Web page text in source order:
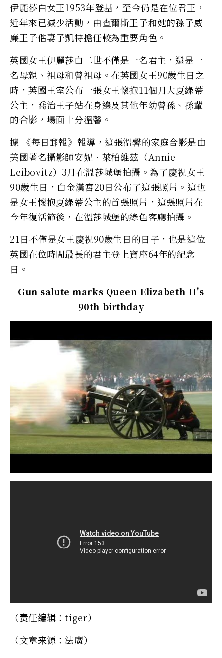
伊麗莎白女王1953年登基，至今仍是在位君王，
近年來已減少活動，由查爾斯王子和她的孫子威
廉王子偕妻子凱特擔任較為重要角色。
英國女王伊麗莎白二世不僅是一名君主，還是一
名母親、祖母和曾祖母。在英國女王90歲生日之
時，英國王室公布一張女王懷抱11個月大夏綠蒂
公主，喬治王子站在身邊及其他年幼曾孫、孫輩
的合影，場面十分溫馨。
據 《每日郵報》報導，這張溫馨的家庭合影是由
美國著名攝影師安妮‧萊柏維茲（Annie
Leibovitz）3月在溫莎城堡拍攝。為了慶祝女王
90歲生日，白金漢宮20日公布了這張照片。這也
是女王懷抱夏綠蒂公主的首張照片，這張照片在
今年復活節後，在溫莎城堡的綠色客廳拍攝。
21日不僅是女王慶祝90歲生日的日子，也是這位
英國在位時間最長的君主登上寶座64年的紀念
日。
Gun salute marks Queen Elizabeth II's
90th birthday
（责任编辑：tiger）
（文章来源：法廣）